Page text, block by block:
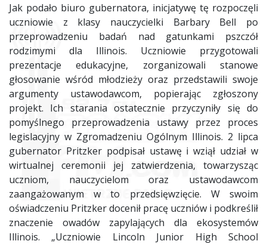
Jak podało biuro gubernatora, inicjatywę tę rozpoczęli
uczniowie z klasy nauczycielki Barbary Bell po
przeprowadzeniu badań nad gatunkami pszczół
rodzimymi dla Illinois. Uczniowie przygotowali
prezentacje edukacyjne, zorganizowali stanowe
głosowanie wśród młodzieży oraz przedstawili swoje
argumenty ustawodawcom, popierając zgłoszony
projekt. Ich starania ostatecznie przyczyniły się do
pomyślnego przeprowadzenia ustawy przez proces
legislacyjny w Zgromadzeniu Ogólnym Illinois. 2 lipca
gubernator Pritzker podpisał ustawę i wziął udział w
wirtualnej ceremonii jej zatwierdzenia, towarzysząc
uczniom, nauczycielom oraz ustawodawcom
zaangażowanym w to przedsięwzięcie. W swoim
oświadczeniu Pritzker docenił pracę uczniów i podkreślił
znaczenie owadów zapylających dla ekosystemów
Illinois. „Uczniowie Lincoln Junior High School